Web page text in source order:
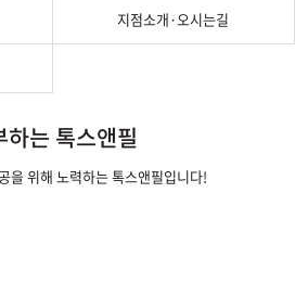
지점소개·오시는길
하는 톡스앤필
을 위해 노력하는 톡스앤필입니다!